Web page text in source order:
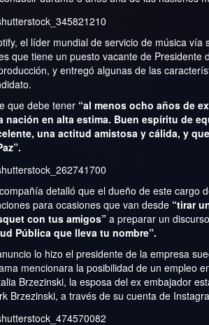
el líder mundial de servicio de música vía
que tiene un puesto vacante de Presidente
y entregó algunas de las
que debe tener “al menos ocho años de
nación en alta estima. Buen espíritu de
una actitud amistosa y cálida, y
detalló que el dueño de este cargo
para ocasiones que van desde “tirar
con tus amigos” a preparar un discurso
Pública que lleva tu nombre”.
lo hizo el presidente de la empresa
mencionara la posibilidad de un empleo
Brzezinski, la esposa del ex embajador
Brzezinski, a través de su cuenta de